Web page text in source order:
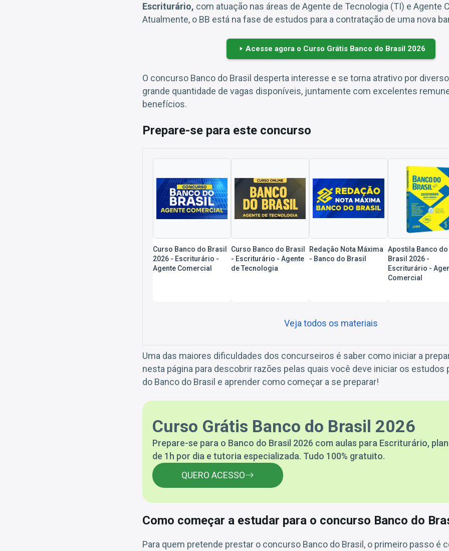
Escriturário, com atuação nas áreas de Agente de Tecnologia (TI) e Agente
Atualmente, o BB está na fase de estudos para a contratação de uma nova
Acesse agora o Curso Grátis Banco do Brasil 2026
O concurso Banco do Brasil desperta interesse e se torna atrativo por
grande quantidade de vagas disponíveis, juntamente com excelentes
benefícios.
Prepare-se para este concurso
Curso Banco do Brasil
2026 - Escriturário -
Agente Comercial
Curso Banco do Brasil
- Escriturário - Agente
de Tecnologia
Redação Nota Máxima
- Banco do Brasil
Apostila Banco do
Brasil 2026 -
Escriturário -
Comercial
Veja todos os materiais
Uma das maiores dificuldades dos concurseiros é saber como iniciar a
nesta página para descobrir razões pelas quais você deve iniciar os estudos
do Banco do Brasil e aprender como começar a se preparar!
Curso Grátis Banco do Brasil 2026
Prepare-se para o Banco do Brasil 2026 com aulas para Escriturário,
de 1h por dia e tutoria especializada. Tudo 100% gratuito.
QUERO ACESSO
Como começar a estudar para o concurso Banco do
Para quem pretende prestar o concurso Banco do Brasil, o primeiro passo é